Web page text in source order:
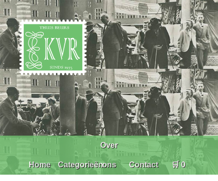
Home Categorieën
Over
ons Contact 🛒 0